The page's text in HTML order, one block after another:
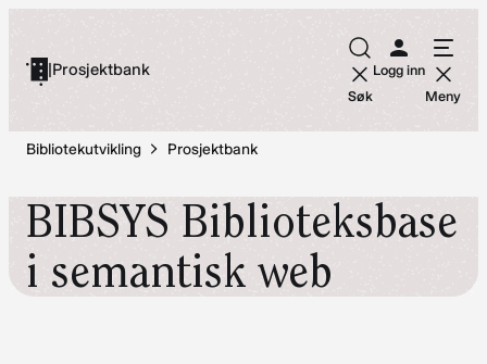
innhold
|Prosjektbank
Søk
Logg inn
Meny
Bibliotekutvikling Prosjektbank
BIBSYS Biblioteksbase
i semantisk web